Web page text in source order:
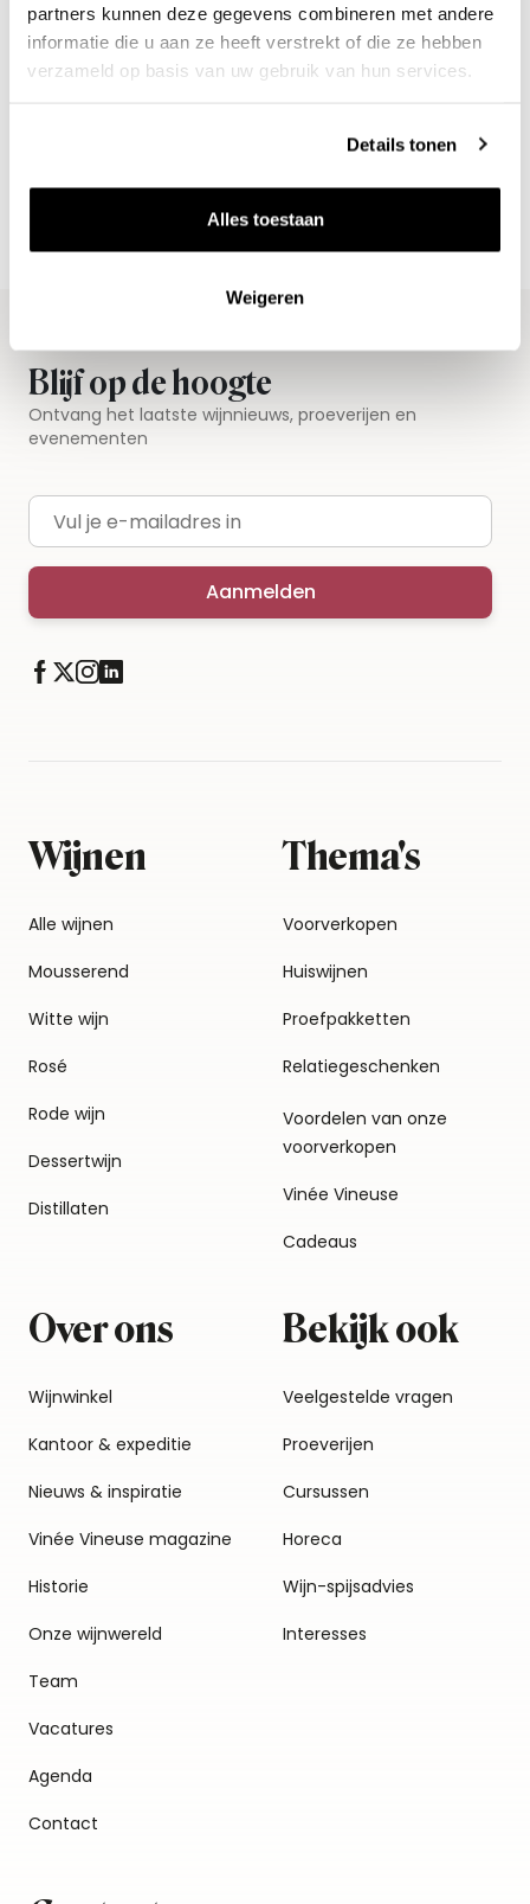
partners kunnen deze gegevens combineren met andere
informatie die u aan ze heeft verstrekt of die ze hebben
verzameld op basis van uw gebruik van hun services.
Details tonen
Alles toestaan
Weigeren
Nieuws & inspiratie in Vineé Vineuse
Alle wijnen direct van de wijnboer
Gratis thuisbezorgd vanaf €115,00
Iedere wijn per fles te bestellen
Blijf op de hoogte
Ontvang het laatste wijnnieuws, proeverijen en
evenementen
E-mailadres
Aanmelden
Wijnen
Alle wijnen
Mousserend
Witte wijn
Rosé
Rode wijn
Dessertwijn
Distillaten
Thema's
Voorverkopen
Huiswijnen
Proefpakketten
Relatiegeschenken
Voordelen van onze
voorverkopen
Vinée Vineuse
Cadeaus
Over ons
Wijnwinkel
Kantoor & expeditie
Nieuws & inspiratie
Vinée Vineuse magazine
Historie
Onze wijnwereld
Team
Vacatures
Agenda
Contact
Bekijk ook
Veelgestelde vragen
Proeverijen
Cursussen
Horeca
Wijn-spijsadvies
Interesses